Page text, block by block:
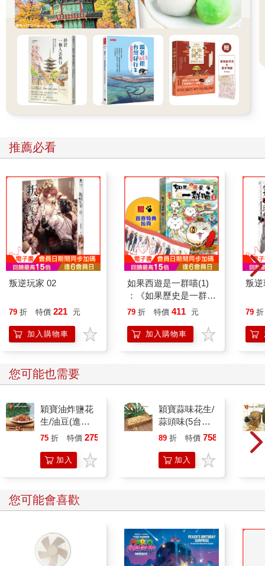
六廿四遶境文化新篇章
年一度的盛典即將登場。
老街盡頭，百年普濟堂靜靜佇立。正殿中央，關聖帝君赤面金
袍，雙目炯炯，見證了這座城鎮的興衰更迭。從清代的繁華、日
治的變遷到戰後復甦，普濟堂不只是信仰中心，也是大溪歷史的
縮影。
每年農曆六月二十四日，關聖帝君聖誕，簡稱「六廿四」。這一
個新年，男女老少總動員，為的就是齊心協力完成這場屬於大溪
二〇二五年六月二十八日，「六廿四」前夕，「大溪大禧」熱烈
開場，熱鬧自廟埕蔓延至老街，信仰結合設計交織綻放。
普濟堂前人潮聚集，隨著鑼鼓響起，踩街遊行隊伍緩緩出發。神
將揹偶、舞旗隊、神龍隊並肩而行，西樂隊、公賞旗隊、女童宮
燈隊緊隨其後，復古隊伍與現代創意交錯，勾勒出屬於這座城的
記憶。
而最吸睛的瞬間，莫過於搖滾樂團與大溪同義社北管樂團的跨界
合作，當傳統鑼鼓遇上搖滾節奏，街頭頓時化身音樂舞台，火花
四射。活動更鼓勵民眾換上民國六、七〇年代復古服飾，與老照
片裝置藝術互相輝映，讓踩街成為一場時光旅行。
業劇團與在地居民攜手演出，將跨越三代的大溪人故事搬上舞
台。那不僅是戲，更是情感的迴盪。而紀錄片《我的將軍我驕
傲》則在銀幕上重現大溪將軍組裝的榮耀瞬間，讓觀眾看見一座
七月十七、十八日(農曆六廿三、六廿四)，普濟堂關聖帝君聖誕遶
境，整座大溪徹夜不眠。煙火、鑼鼓、神將、燈火，交織成一幅
這場六廿四走過去的，不只是神明的腳程，更是大溪人一年一
次，回望自身與土地的時刻。
推薦必看
叛逆玩家 02
79 折 特價 221 元
加入購物車
如果西遊是一群喵(1)
：《如果歷史是一群
喵》作者最新力作，附
79 折 特價 411 元
加入購物車
叛逆
79 折
您可能也需要
穎寶油炸鹽花
生/油豆(進口
花生)1台斤
75 折 特價 275
加入
購物
穎寶蒜味花生/
蒜頭味(5台斤/
包)
89 折 特價 758
加入
購物
您可能會喜歡